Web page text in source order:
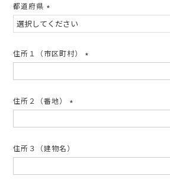
都道府県
(必
須)
住所１（市区町村）
須)
住所２（番地）
須)
住所３（建物名）